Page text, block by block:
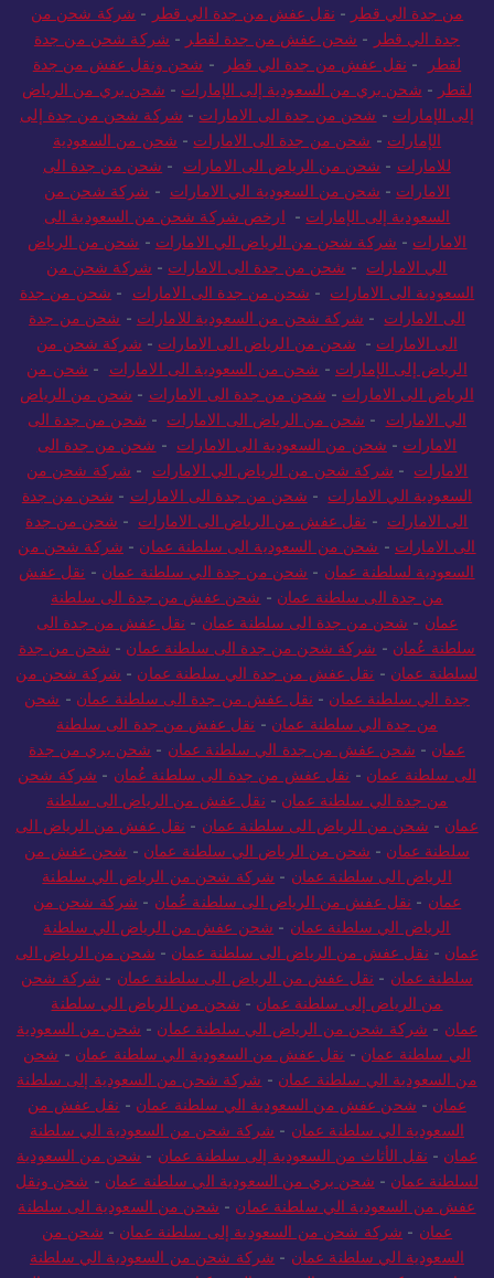
من جدة الي قطر - نقل عفش من جدة الي قطر - شركة شحن من
جدة الي قطر - شحن عفش من جدة لقطر - شركة شحن من جدة
لقطر
- نقل عفش من جدة الي قطر - شحن ونقل عفش من جدة
لقطر - شحن بري من السعودية إلى الإمارات - شحن بري من الرياض
إلى الإمارات - شحن من جدة الى الامارات - شركة شحن من جدة إلى
الإمارات - شحن من جدة الى الامارات - شحن من السعودية
للامارات - شحن من الرياض الى الامارات - شحن من جدة الى
الامارات - شحن من السعودية الي الامارات - شركة شحن من
السعودية إلى الإمارات - ارخص شركة شحن من السعودية الى
الامارات - شركة شحن من الرياض الي الامارات - شحن من الرياض
الي الامارات - شحن من جدة الى الامارات - شركة شحن من
السعودية الى الامارات - شحن من جدة الى الامارات - شحن من جدة
الى الامارات - شركة شحن من السعودية للامارات - شحن من جدة
الى الامارات - شحن من الرياض الى الامارات - شركة شحن من
الرياض إلى الإمارات - شحن من السعودية الى الامارات - شحن من
الرياض الى الامارات - شحن من جدة الى الامارات - شحن من الرياض
الي الامارات - شحن من الرياض الى الامارات - شحن من جدة الى
الامارات - شحن من السعودية الى الامارات - شحن من جدة الى
الامارات - شركة شحن من الرياض الي الامارات - شركة شحن من
السعودية الي الامارات - شحن من جدة الى الامارات - شحن من جدة
الى الامارات - نقل عفش من الرياض الى الامارات - شحن من جدة
الى الامارات - شحن من السعودية الى سلطنة عمان - شركة شحن من
السعودية لسلطنة عمان - شحن من جدة الي سلطنة عمان - نقل عفش
من جدة الى سلطنة عمان - شحن عفش من جدة الى سلطنة
عمان - شحن من جدة الى سلطنة عمان - نقل عفش من جدة الى
سلطنة عُمان - شركة شحن من جدة الى سلطنة عمان - شحن من جدة
لسلطنة عمان - نقل عفش من جدة الي سلطنة عمان - شركة شحن من
جدة الي سلطنة عمان - نقل عفش من جدة الى سلطنة عمان - شحن
من جدة الي سلطنة عمان - نقل عفش من جدة الى سلطنة
عمان - شحن عفش من جدة الي سلطنة عمان - شحن بري من جدة
الى سلطنة عمان - نقل عفش من جدة الى سلطنة عُمان - شركة شحن
من جدة الي سلطنة عمان - نقل عفش من الرياض الى سلطنة
عمان - شحن من الرياض الى سلطنة عمان - نقل عفش من الرياض الى
سلطنة عمان - شحن من الرياض الي سلطنة عمان - شحن عفش من
الرياض الى سلطنة عمان - شركة شحن من الرياض الي سلطنة
عمان - نقل عفش من الرياض الى سلطنة عُمان - شركة شحن من
الرياض الي سلطنة عمان - شحن عفش من الرياض الي سلطنة
عمان - نقل عفش من الرياض الى سلطنة عمان - شحن من الرياض الى
سلطنة عمان - نقل عفش من الرياض الى سلطنة عمان - شركة شحن
من الرياض إلى سلطنة عمان - شحن من الرياض الي سلطنة
عمان - شركة شحن من الرياض الي سلطنة عمان - شحن من السعودية
الي سلطنة عمان - نقل عفش من السعودية الي سلطنة عمان - شحن
من السعودية الي سلطنة عمان - شركة شحن من السعودية إلى سلطنة
عمان - شحن عفش من السعودية الي سلطنة عمان - نقل عفش من
السعودية الي سلطنة عمان - شركة شحن من السعودية الي سلطنة
عمان - نقل الأثاث من السعودية إلى سلطنة عمان - شحن من السعودية
لسلطنة عمان - شحن بري من السعودية الي سلطنة عمان - شحن ونقل
عفش من السعودية الي سلطنة عمان - شحن من السعودية الى سلطنة
عمان - شركة شحن من السعودية إلى سلطنة عمان - شحن من
السعودية الي سلطنة عمان - شركة شحن من السعودية الي سلطنة